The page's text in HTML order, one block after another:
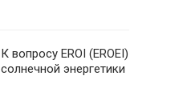
К вопросу EROI (EROEI)
солнечной энергетики